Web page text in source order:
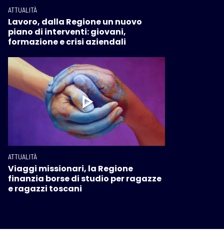
ATTUALITÀ
Lavoro, dalla Regione un nuovo
piano di interventi: giovani,
formazione e crisi aziendali
ATTUALITÀ
Viaggi missionari, la Regione
finanzia borse di studio per ragazze
e ragazzi toscani